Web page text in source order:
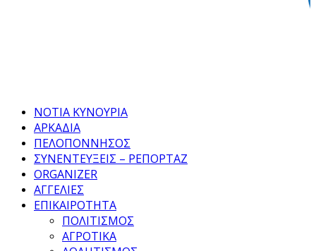
ΝΟΤΙΑ ΚΥΝΟΥΡΙΑ
ΑΡΚΑΔΙΑ
ΠΕΛΟΠΟΝΝΗΣΟΣ
ΣΥΝΕΝΤΕΥΞΕΙΣ – ΡΕΠΟΡΤΑΖ
ORGANIZER
ΑΓΓΕΛΙΕΣ
ΕΠΙΚΑΙΡΟΤΗΤΑ
ΠΟΛΙΤΙΣΜΟΣ
ΑΓΡΟΤΙΚΑ